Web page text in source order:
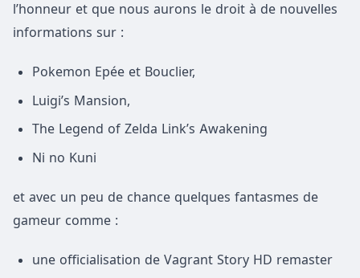
l’honneur et que nous aurons le droit à de nouvelles
informations sur :
Pokemon Epée et Bouclier,
Luigi’s Mansion,
The Legend of Zelda Link’s Awakening
Ni no Kuni
et avec un peu de chance quelques fantasmes de
gameur comme :
une officialisation de Vagrant Story HD remaster